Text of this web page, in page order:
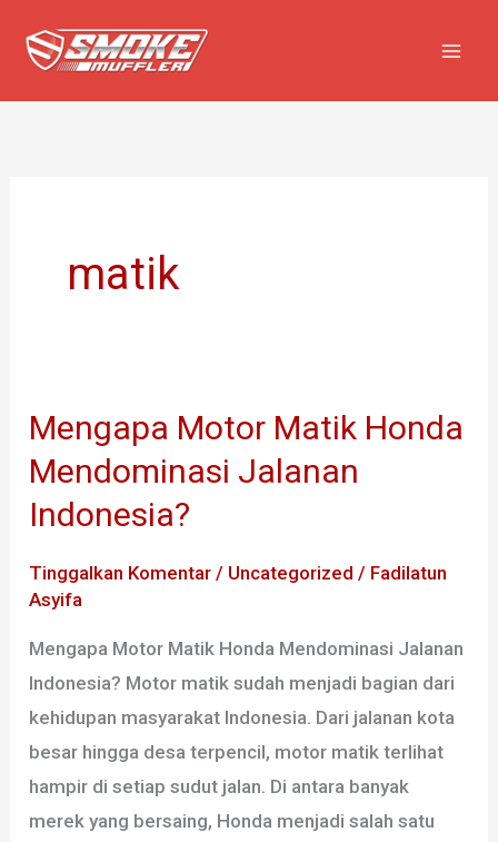
matik
Mengapa Motor Matik Honda
Mendominasi Jalanan
Indonesia?
Tinggalkan Komentar / Uncategorized / Fadilatun
Asyifa
Mengapa Motor Matik Honda Mendominasi Jalanan
Indonesia? Motor matik sudah menjadi bagian dari
kehidupan masyarakat Indonesia. Dari jalanan kota
besar hingga desa terpencil, motor matik terlihat
hampir di setiap sudut jalan. Di antara banyak
merek yang bersaing, Honda menjadi salah satu
Mengapa
Motor
Matik
Honda
Jalanan